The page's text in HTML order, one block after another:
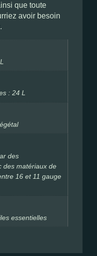
que toute
avoir besoin
: 24 L
des
des matériaux de
16 et 11 gauge
essentielles